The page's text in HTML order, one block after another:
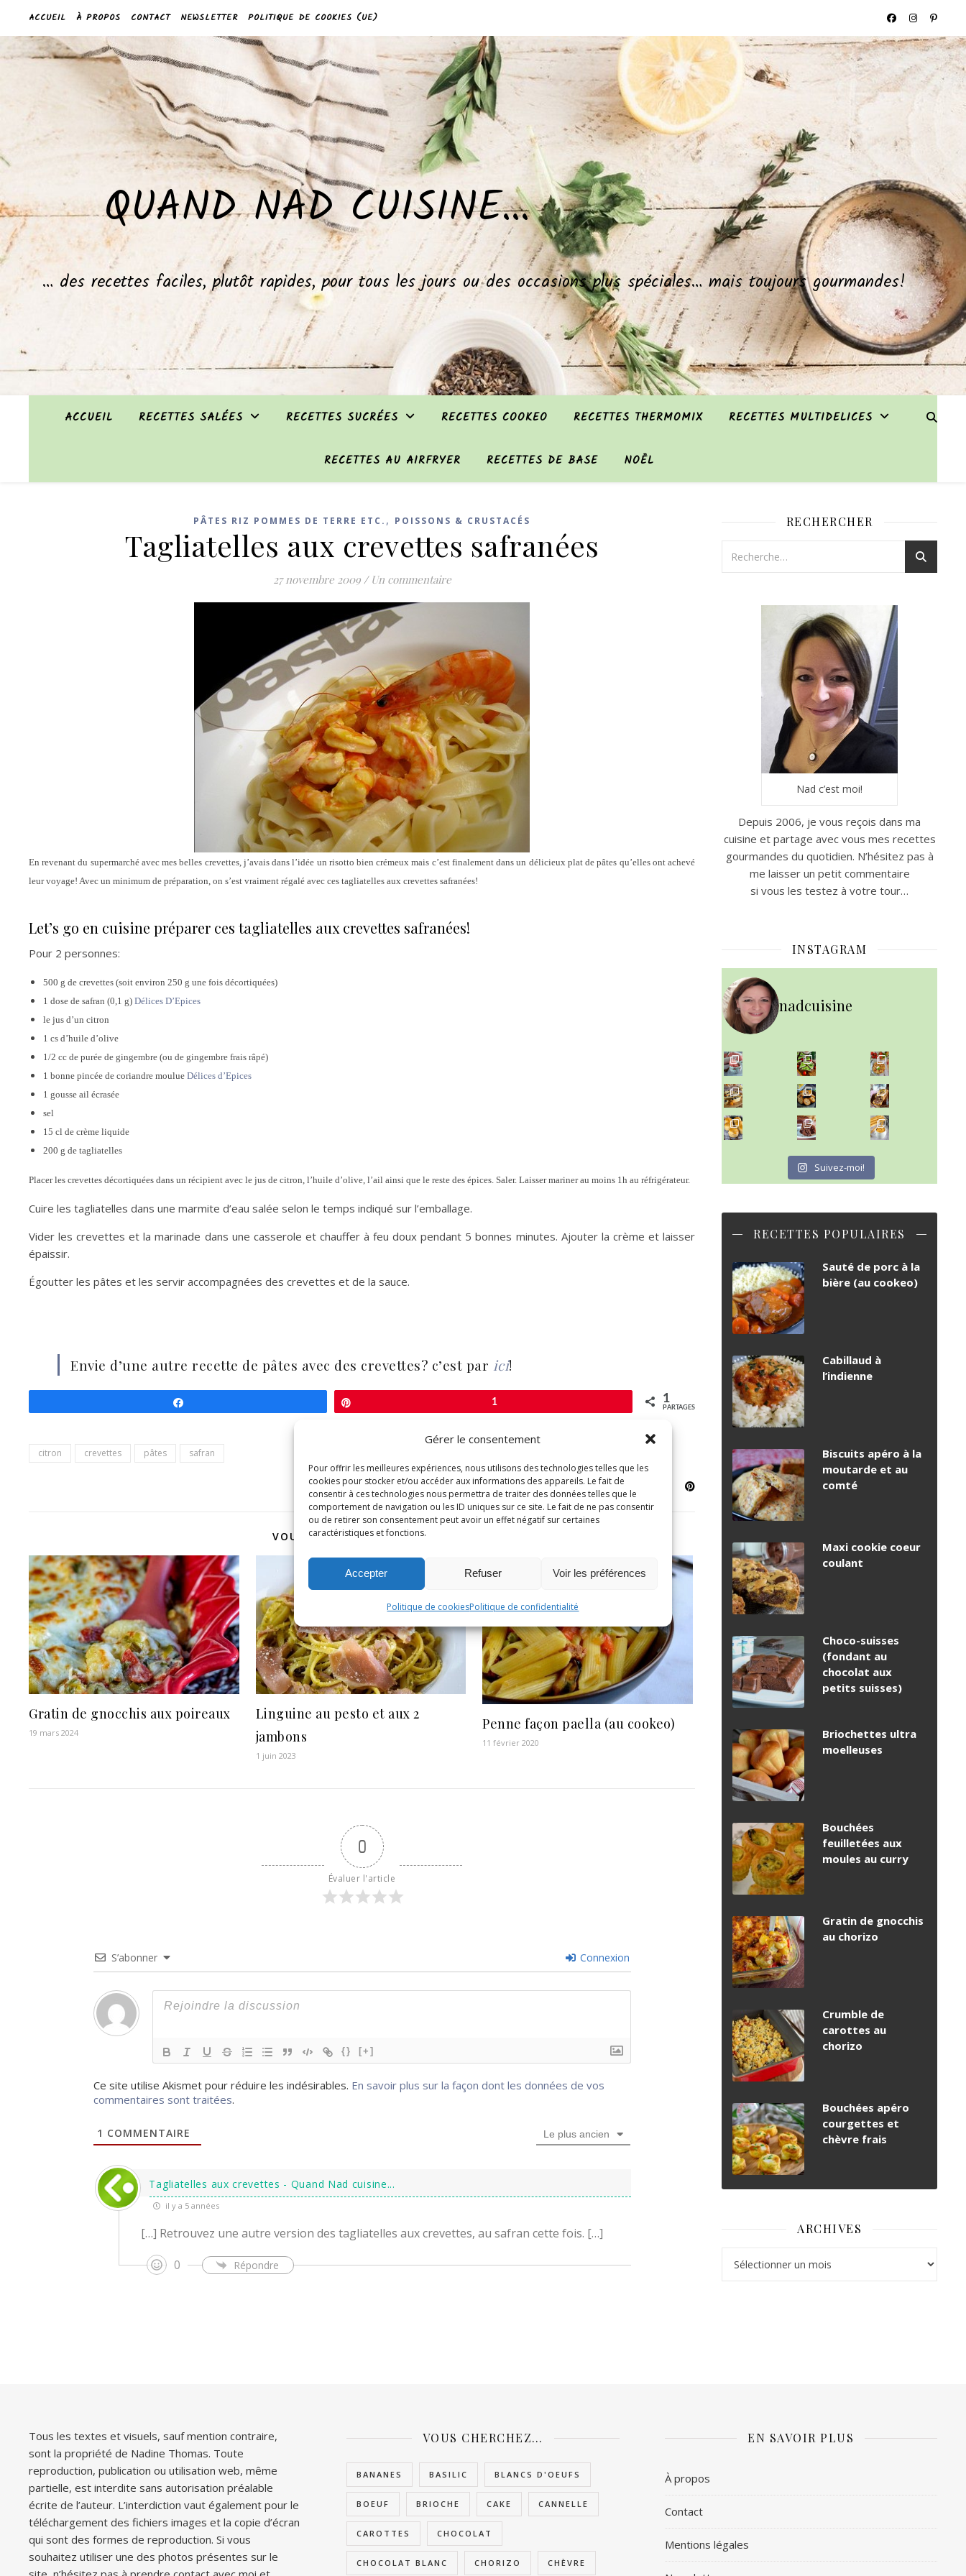
Gérer le consentement
Pour offrir les meilleures expériences, nous utilisons des technologies telles que les
cookies pour stocker et/ou accéder aux informations des appareils. Le fait de
consentir à ces technologies nous permettra de traiter des données telles que le
comportement de navigation ou les ID uniques sur ce site. Le fait de ne pas consentir
ou de retirer son consentement peut avoir un effet négatif sur certaines
caractéristiques et fonctions.
Accepter Refuser Voir les préférences
Politique de cookiesPolitique de confidentialité
ACCUEIL À PROPOS CONTACT NEWSLETTER POLITIQUE DE COOKIES (UE)
QUAND NAD CUISINE…
… des recettes faciles, plutôt rapides, pour tous les jours ou des occasions plus spéciales… mais toujours gourmandes!
ACCUEIL RECETTES SALÉES RECETTES SUCRÉES RECETTES COOKEO RECETTES THERMOMIX RECETTES MULTIDELICES
RECETTES AU AIRFRYER RECETTES DE BASE NOËL
PÂTES RIZ POMMES DE TERRE ETC. , POISSONS & CRUSTACÉS
Tagliatelles aux crevettes safranées
27 novembre 2009 / Un commentaire
En revenant du supermarché avec mes belles crevettes, j’avais dans l’idée un risotto bien crémeux mais c’est finalement dans un délicieux plat de pâtes qu’elles ont achevé
leur voyage! Avec un minimum de préparation, on s’est vraiment régalé avec ces tagliatelles aux crevettes safranées!
Let’s go en cuisine préparer ces tagliatelles aux crevettes safranées!
Pour 2 personnes:
500 g de crevettes (soit environ 250 g une fois décortiquées)
1 dose de safran (0,1 g) Délices D’Epices
le jus d’un citron
1 cs d’huile d’olive
1/2 cc de purée de gingembre (ou de gingembre frais râpé)
1 bonne pincée de coriandre moulue Délices d’Epices
1 gousse ail écrasée
sel
15 cl de crème liquide
200 g de tagliatelles
Placer les crevettes décortiquées dans un récipient avec le jus de citron, l’huile d’olive, l’ail ainsi que le reste des épices. Saler. Laisser mariner au moins 1h au réfrigérateur.
Cuire les tagliatelles dans une marmite d’eau salée selon le temps indiqué sur l’emballage.
Vider les crevettes et la marinade dans une casserole et chauffer à feu doux pendant 5 bonnes minutes. Ajouter la crème et laisser
épaissir.
Égoutter les pâtes et les servir accompagnées des crevettes et de la sauce.
Envie d’une autre recette de pâtes avec des crevettes? c’est par ici!
1 1
PARTAGES
citron crevettes pâtes safran
VOUS POURRIEZ AUSSI AIMER
Gratin de gnocchis aux poireaux
19 mars 2024
Linguine au pesto et aux 2
jambons
1 juin 2023
Penne façon paella (au cookeo)
11 février 2020
0
Évaluer l'article
S’abonner Connexion
{} [+]
Ce site utilise Akismet pour réduire les indésirables. En savoir plus sur la façon dont les données de vos
commentaires sont traitées.
1 COMMENTAIRE Le plus ancien
Tagliatelles aux crevettes - Quand Nad cuisine...
il y a 5 années
[…] Retrouvez une autre version des tagliatelles aux crevettes, au safran cette fois. […]
0
Répondre
RECHERCHER
Nad c’est moi!
Depuis 2006, je vous reçois dans ma
cuisine et partage avec vous mes recettes
gourmandes du quotidien. N’hésitez pas à
me laisser un petit commentaire
si vous les testez à votre tour…
INSTAGRAM
nadcuisine
~ NICE CREAM À LA FRAISE ~
Presque un mois que
~ SALADE DE PÂTES AUX DEUX TOMATES THON ET BURRA
~ FINANCIERS MYRTILLES ET CITRON ~
Aujourd'hu
~ BUNS MAISON ~
Un peu de boulange par ici au
~ GÂTEAU FONDANT CHOCO NOISETTE ~
C'est lundi
Suivez-moi!
RECETTES POPULAIRES
Sauté de porc à la
bière (au cookeo)
Cabillaud à
l’indienne
Biscuits apéro à la
moutarde et au
comté
Maxi cookie coeur
coulant
Choco-suisses
(fondant au
chocolat aux
petits suisses)
Briochettes ultra
moelleuses
Bouchées
feuilletées aux
moules au curry
Gratin de gnocchis
au chorizo
Crumble de
carottes au
chorizo
Bouchées apéro
courgettes et
chèvre frais
ARCHIVES
Tous les textes et visuels, sauf mention contraire,
sont la propriété de Nadine Thomas. Toute
reproduction, publication ou utilisation web, même
partielle, est interdite sans autorisation préalable
écrite de l’auteur. L’interdiction vaut également pour le
téléchargement des fichiers images et la copie d’écran
qui sont des formes de reproduction. Si vous
souhaitez utiliser une des photos présentes sur le
VOUS CHERCHEZ…
BANANES BASILIC BLANCS D'OEUFS
BOEUF BRIOCHE CAKE CANNELLE
CAROTTES CHOCOLAT
CHOCOLAT BLANC CHORIZO CHÈVRE
EN SAVOIR PLUS
À propos
Contact
Mentions légales